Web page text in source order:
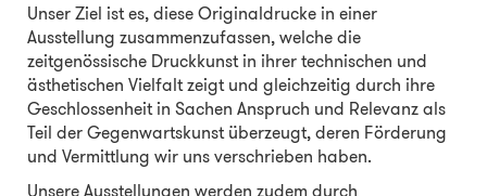
Unser Ziel ist es, diese Originaldrucke in einer
Ausstellung zusammenzufassen, welche die
zeitgenössische Druckkunst in ihrer technischen und
ästhetischen Vielfalt zeigt und gleichzeitig durch ihre
Geschlossenheit in Sachen Anspruch und Relevanz als
Teil der Gegenwartskunst überzeugt, deren Förderung
und Vermittlung wir uns verschrieben haben.